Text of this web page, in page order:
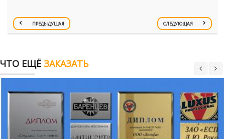
ПРЕДЫДУЩАЯ СЛЕДУЮЩАЯ
ЧТО ЕЩЁ ЗАКАЗАТЬ